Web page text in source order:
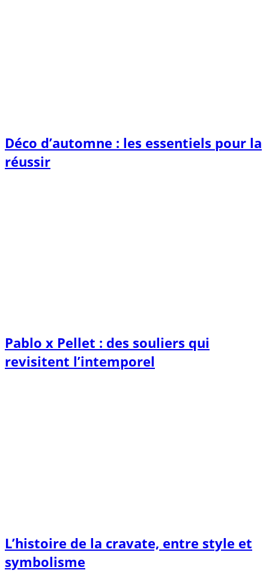
Déco d’automne : les essentiels pour la
réussir
Pablo x Pellet : des souliers qui
revisitent l’intemporel
L’histoire de la cravate, entre style et
symbolisme